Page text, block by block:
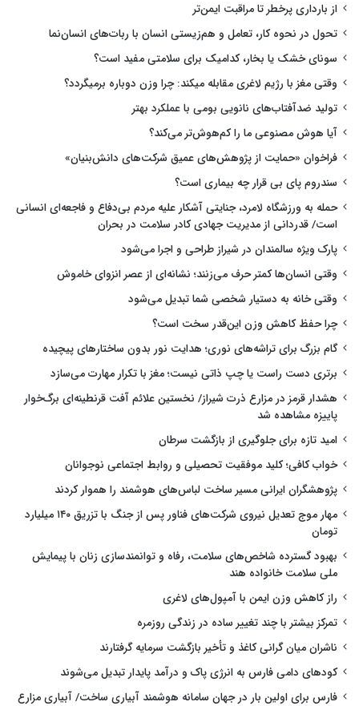
از بارداری پرخطر تا مراقبت ایمن‌تر
تحول در نحوه کار، تعامل و هم‌زیستی انسان با ربات‌های انسان‌نما
سونای خشک یا بخار، کدامیک برای سلامتی مفید است؟
وقتی مغز با رژیم لاغری مقابله میکند: چرا وزن دوباره برمیگردد؟
تولید ضدآفتاب‌های نانویی بومی با عملکرد بهتر
آیا هوش مصنوعی ما را کم‌هوش‌تر می‌کند؟
فراخوان «حمایت از پژوهش‌های عمیق شرکت‌های دانش‌بنیان»
سندروم پای بی قرار چه بیماری است؟
حمله به ورزشگاه لامرد، جنایتی آشکار علیه مردم بی‌دفاع و فاجعه‌ای انسانی
است/ قدردانی از مدیریت جهادی کادر سلامت در بحران
پارک ویژه سالمندان در شیراز طراحی و اجرا می‌شود
وقتی انسان‌ها کمتر حرف می‌زنند؛ نشانه‌ای از عصر انزوای خاموش
وقتی خانه به دستیار شخصی شما تبدیل می‌شود
چرا حفظ کاهش وزن این‌قدر سخت است؟
گام بزرگ برای تراشه‌های نوری؛ هدایت نور بدون ساختارهای پیچیده
برتری دست راست یا چپ ذاتی نیست؛ مغز با تکرار مهارت می‌سازد
هشدار قرمز در مزارع ذرت شیراز/ نخستین علائم آفت قرنطینه‌ای برگ‌خوار
پاییزه مشاهده شد
امید تازه برای جلوگیری از بازگشت سرطان
خواب کافی؛ کلید موفقیت تحصیلی و روابط اجتماعی نوجوانان
پژوهشگران ایرانی مسیر ساخت لباس‌های هوشمند را هموار کردند
مهار موج تعدیل نیروی شرکت‌های فناور پس از جنگ با تزریق ۱۴۰ میلیارد
تومان
بهبود گسترده شاخص‌های سلامت، رفاه و توانمندسازی زنان با پیمایش
ملی سلامت خانواده هند
راز کاهش وزن ایمن با آمپول‌های لاغری
تمرکز بیشتر با چند تغییر ساده در زندگی روزمره
ناشران میان گرانی کاغذ و تأخیر بازگشت سرمایه گرفتارند
کودهای دامی فارس به انرژی پاک و درآمد پایدار تبدیل می‌شوند
فارس برای اولین بار در جهان سامانه هوشمند آبیاری ساخت/ آبیاری مزارع